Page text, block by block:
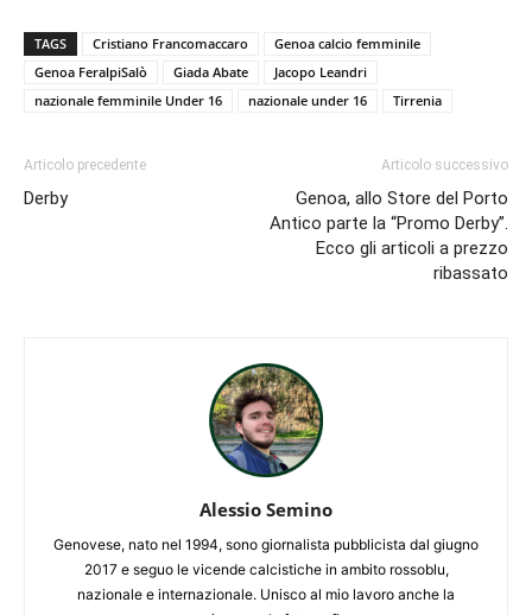
TAGS Cristiano Francomaccaro
Genoa calcio femminile
Genoa FeralpiSalò
Giada Abate
Jacopo Leandri
nazionale femminile Under 16
nazionale under 16 Tirrenia
Articolo precedente
Derby
Articolo successivo
Genoa, allo Store del Porto
Antico parte la “Promo Derby”.
Ecco gli articoli a prezzo
ribassato
Alessio Semino
Genovese, nato nel 1994, sono giornalista pubblicista dal giugno
2017 e seguo le vicende calcistiche in ambito rossoblu,
nazionale e internazionale. Unisco al mio lavoro anche la